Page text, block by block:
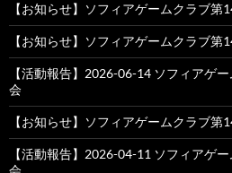
【お知らせ】ソフィアゲームクラブ第
【お知らせ】ソフィアゲームクラブ第
【活動報告】2026-06-14 ソフィアゲ
会
【お知らせ】ソフィアゲームクラブ第
【活動報告】2026-04-11 ソフィアゲ